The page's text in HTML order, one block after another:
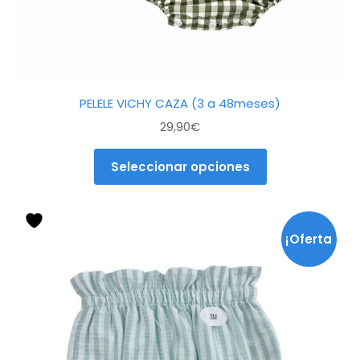
PELELE VICHY CAZA (3 a 48meses)
29,90€
Seleccionar opciones
página
de
¡Oferta
múltiples
variantes.
Las
opciones